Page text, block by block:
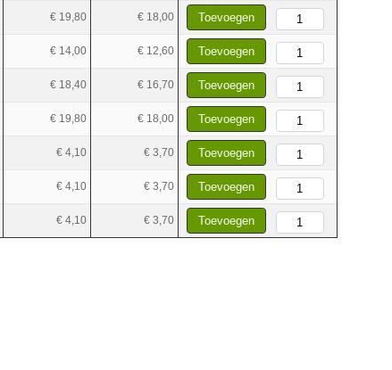
€ 19,80 € 18,00 Toevoegen
€ 14,00 € 12,60 Toevoegen
€ 18,40 € 16,70 Toevoegen
€ 19,80 € 18,00 Toevoegen
€ 4,10 € 3,70 Toevoegen
€ 4,10 € 3,70 Toevoegen
€ 4,10 € 3,70 Toevoegen